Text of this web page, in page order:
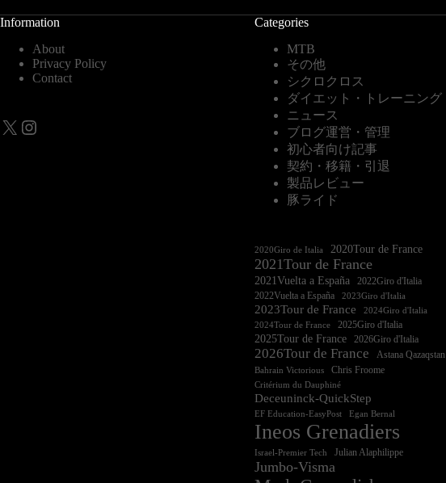
Information
About
Privacy Policy
Contact
X Instagram
Categories
MTB
その他
シクロクロス
ダイエット・トレーニング
ニュース
ブログ運営・管理
初心者向け記事
契約・移籍・引退
製品レビュー
豚ライド
2020Giro de Italia 2020Tour de France
2021Tour de France
2021Vuelta a España
2022Giro d'Italia‏
2022Vuelta a España
2023Giro d'Italia
2023Tour de France
2024Tour de France
2025Giro d'Italia
2025Tour de France 2026Giro d'Italia
2026Tour de France Astana Qazaqstan
Bahrain Victorious Chris Froome
Critérium du Dauphiné
Deceuninck-QuickStep
EF Education-EasyPost Egan Bernal
Ineos Grenadiers
Israel-Premier Tech Julian Alaphilippe
Jumbo-Visma